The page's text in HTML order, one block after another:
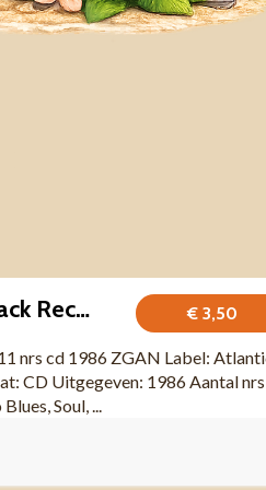
€ 3,50
The Blues Brothers Original Soundtrack Recording 11 nrs CD
nrs cd 1986 ZGAN Label:
CD Uitgegeven: 1986 Aantal
Soul, ...